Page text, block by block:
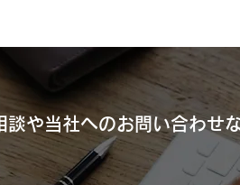
談や当社へのお問い合わせ